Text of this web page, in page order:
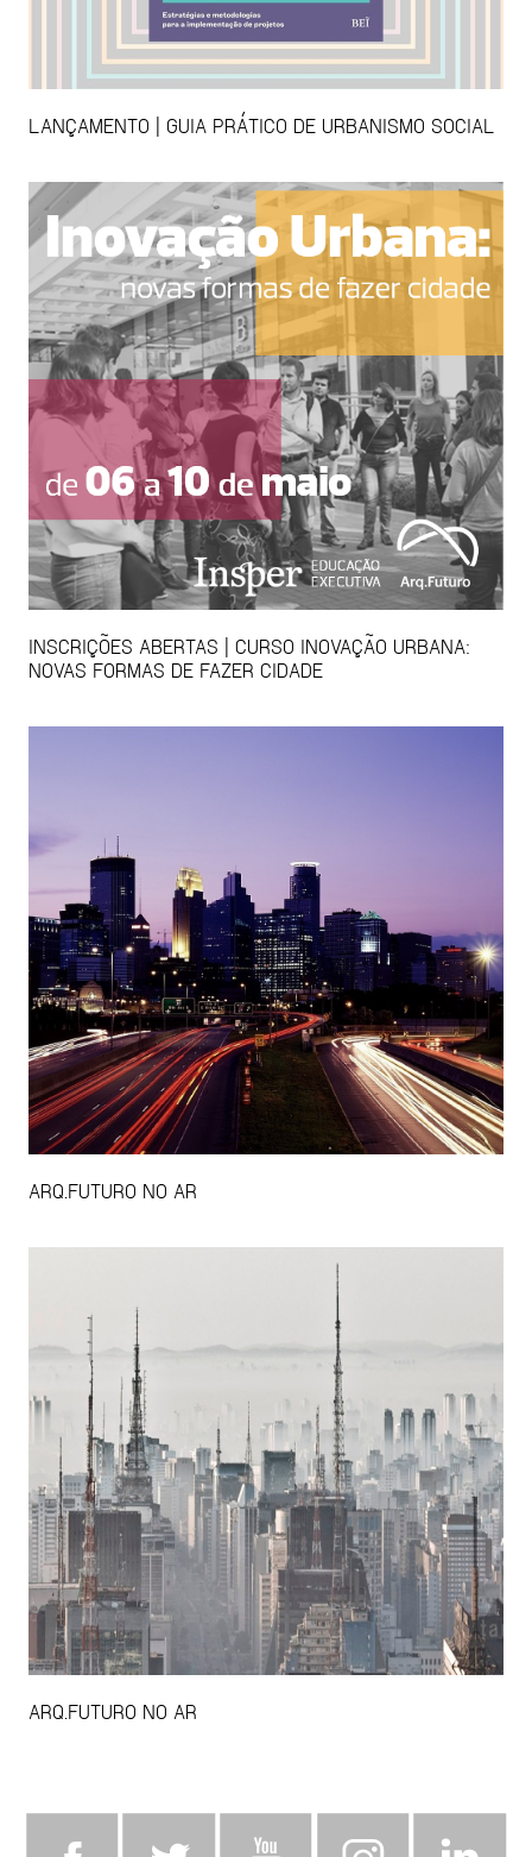
LANÇAMENTO | GUIA PRÁTICO DE URBANISMO SOCIAL
INSCRIÇÕES ABERTAS | CURSO INOVAÇÃO URBANA:
NOVAS FORMAS DE FAZER CIDADE
ARQ.FUTURO NO AR
ARQ.FUTURO NO AR